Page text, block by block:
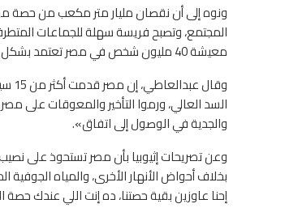
ونوه إلى أن نقصان مليار متر مكعب من حصة
المجتمع، وتصبح فريسة سهلة للجماعات
معيشة 40 مليون شخص في مصر تعتمد بشكل رئيسي على الزراعة.
السد العالي، ورموا التأخير والمعوقات على
والجدية في الوصول إلى اتفاق».
إحنا عاوزين بقية حصتنا، ده إنت اللي عندك